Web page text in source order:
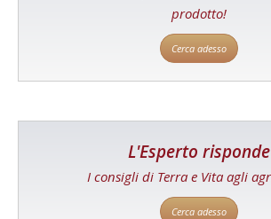
prodotto!
Cerca adesso
L'Esperto risponde
I consigli di Terra e Vita agli
Cerca adesso